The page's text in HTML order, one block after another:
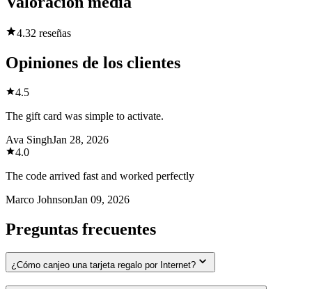
4.32 reseñas
Opiniones de los clientes
4.5
The gift card was simple to activate.
Ava SinghJan 28, 2026
4.0
The code arrived fast and worked perfectly
Marco JohnsonJan 09, 2026
Preguntas frecuentes
¿Cómo canjeo una tarjeta regalo por Internet?